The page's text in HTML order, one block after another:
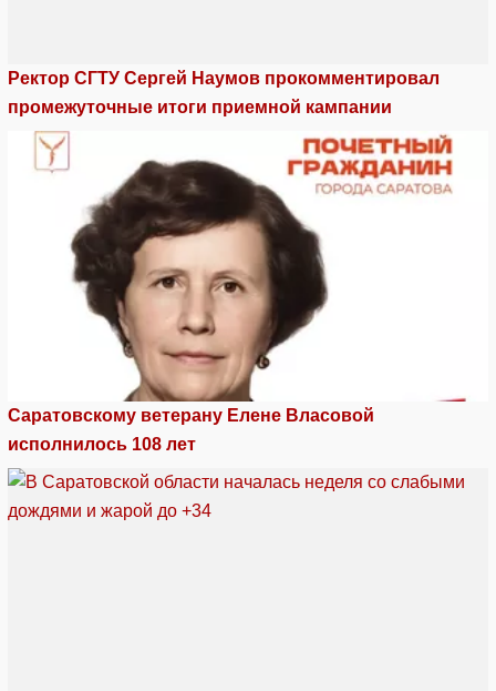
Ректор СГТУ Сергей Наумов прокомментировал
промежуточные итоги приемной кампании
Саратовскому ветерану Елене Власовой
исполнилось 108 лет